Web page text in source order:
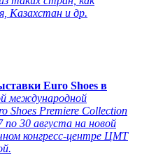
Казахстан и др.
Euro Shoes в
международной
Shoes Premiere Collection
30 августа на новой
конгресс-центре ЦМТ